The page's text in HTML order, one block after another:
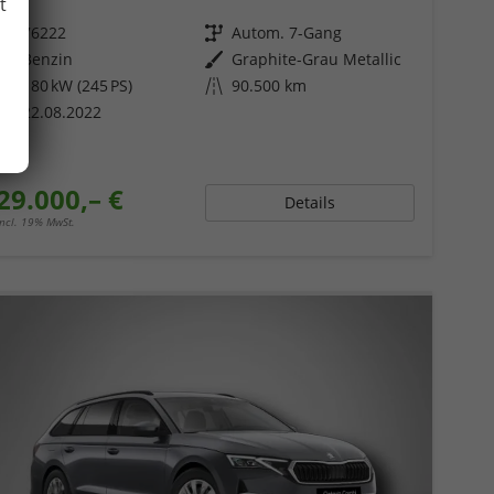
76222 Getriebe Autom. 7-Gang
Benzin Außenfarbe Graphite-Grau Metallic
180 kW (245 PS) Kilometerstand 90.500 km
22.08.2022
€
19% MwSt.
Details